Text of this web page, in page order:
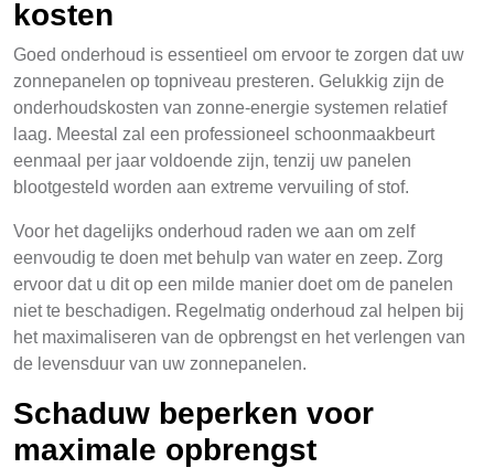
kosten
Goed onderhoud is essentieel om ervoor te zorgen dat uw
zonnepanelen op topniveau presteren. Gelukkig zijn de
onderhoudskosten van zonne-energie systemen relatief
laag. Meestal zal een professioneel schoonmaakbeurt
eenmaal per jaar voldoende zijn, tenzij uw panelen
blootgesteld worden aan extreme vervuiling of stof.
Voor het dagelijks onderhoud raden we aan om zelf
eenvoudig te doen met behulp van water en zeep. Zorg
ervoor dat u dit op een milde manier doet om de panelen
niet te beschadigen. Regelmatig onderhoud zal helpen bij
het maximaliseren van de opbrengst en het verlengen van
de levensduur van uw zonnepanelen.
Schaduw beperken voor
maximale opbrengst